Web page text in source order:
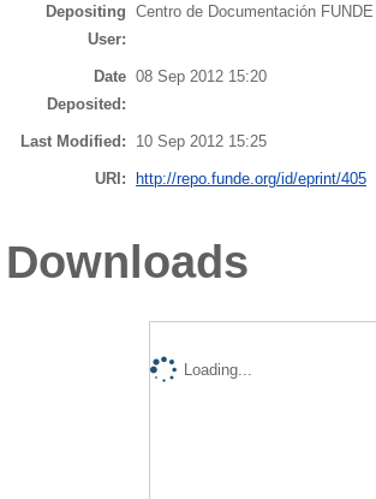
Depositing
User:
Centro de Documentación FUNDE
Date
Deposited:
08 Sep 2012 15:20
Last Modified: 10 Sep 2012 15:25
URI: http://repo.funde.org/id/eprint/405
Downloads
Loading...